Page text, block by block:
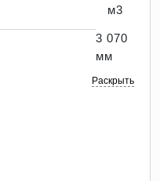
м3
3 070
мм
Раскрыть